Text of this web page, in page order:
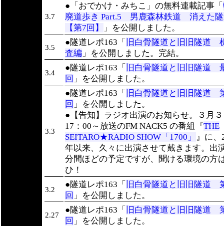
3.7
●「おでかけ・みちこ」の無料連載記事「
廃道歩き Part.5 男鹿森林鉄道 消えた
【第7回】
」を公開しました。
3.5
●隧道レポ163「
旧白骨隧道と旧旧隧道
査編 」を公開しました。完結。
3.4
●隧道レポ163「
旧白骨隧道と旧旧隧道
回 」を公開しました。
3.3
●隧道レポ163「
旧白骨隧道と旧旧隧道
回 」を公開しました。
●【告知】ラジオ出演のお知らせ。３月
17：00～放送のFM NACK5 の番組『THE
SEITARO★RADIO SHOW「1700」
』に、
年以来、久々に出演させて戴きます。出
分間ほどの予定ですが、聞ける環境の方
ひ！
3.2
●隧道レポ163「
旧白骨隧道と旧旧隧道
回 」を公開しました。
2.27
●隧道レポ163「
旧白骨隧道と旧旧隧道
回 」を公開しました。